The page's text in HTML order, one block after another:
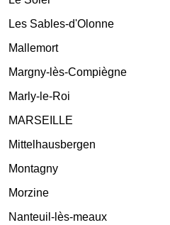
Les Sables-d'Olonne
Mallemort
Margny-lès-Compiègne
Marly-le-Roi
MARSEILLE
Mittelhausbergen
Montagny
Morzine
Nanteuil-lès-meaux